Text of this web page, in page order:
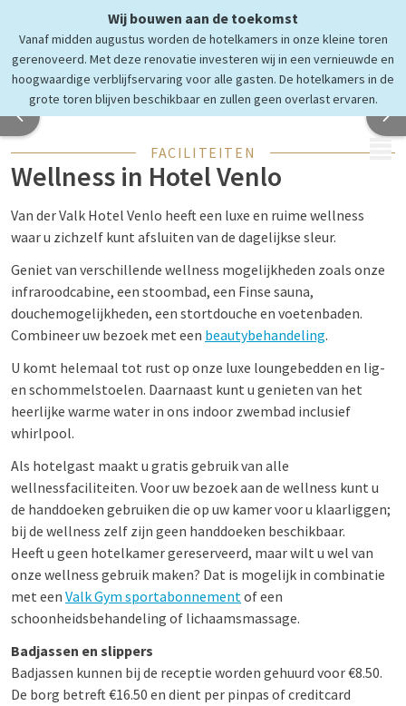
Wij bouwen aan de toekomst
Vanaf midden augustus worden de hotelkamers in onze kleine toren
gerenoveerd. Met deze renovatie investeren wij in een vernieuwde en
hoogwaardige verblijfservaring voor alle gasten. De hotelkamers in de
grote toren blijven beschikbaar en zullen geen overlast ervaren.
Ultiem ontspannen
in OxyZen Wellness
FACILITEITEN
Wellness in Hotel Venlo
Van der Valk Hotel Venlo heeft een luxe en ruime wellness
waar u zichzelf kunt afsluiten van de dagelijkse sleur.
Geniet van verschillende wellness mogelijkheden zoals onze
infraroodcabine, een stoombad, een Finse sauna,
douchemogelijkheden, een stortdouche en voetenbaden.
Combineer uw bezoek met een beautybehandeling.
U komt helemaal tot rust op onze luxe loungebedden en lig-
en schommelstoelen. Daarnaast kunt u genieten van het
heerlijke warme water in ons indoor zwembad inclusief
whirlpool.
Als hotelgast maakt u gratis gebruik van alle
wellnessfaciliteiten. Voor uw bezoek aan de wellness kunt u
de handdoeken gebruiken die op uw kamer voor u klaarliggen;
bij de wellness zelf zijn geen handdoeken beschikbaar.
Heeft u geen hotelkamer gereserveerd, maar wilt u wel van
onze wellness gebruik maken? Dat is mogelijk in combinatie
met een Valk Gym sportabonnementof een
schoonheidsbehandeling of lichaamsmassage.
Badjassen en slippers
Badjassen kunnen bij de receptie worden gehuurd voor €8.50.
De borg betreft €16.50 en dient per pinpas of creditcard